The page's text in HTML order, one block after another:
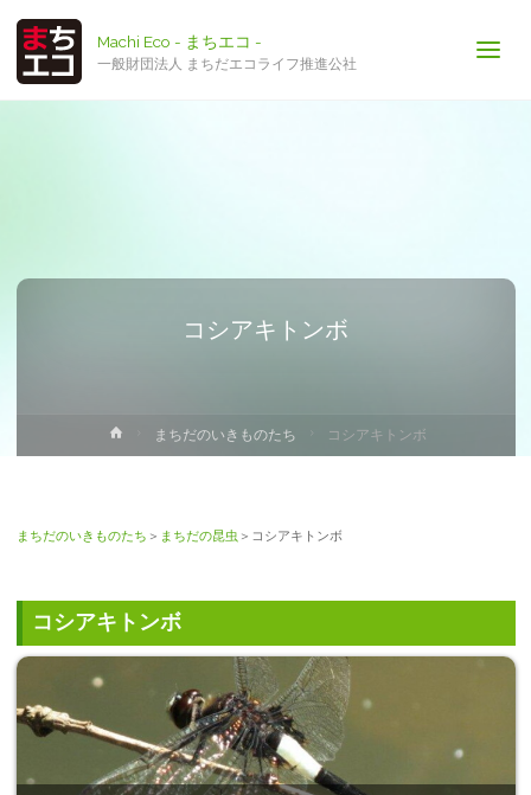
Machi Eco - まちエコ -
一般財団法人 まちだエコライフ推進公社
コシアキトンボ
ー
まちだのいきものたち コシアキトンボ
まちだのいきものたち ＞ まちだの昆虫 ＞コシアキトンボ
コシアキトンボ